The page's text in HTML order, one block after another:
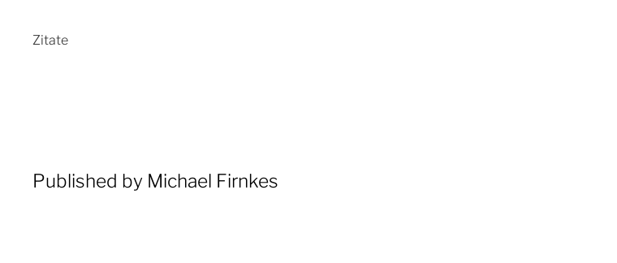
Published by Michael Firnkes